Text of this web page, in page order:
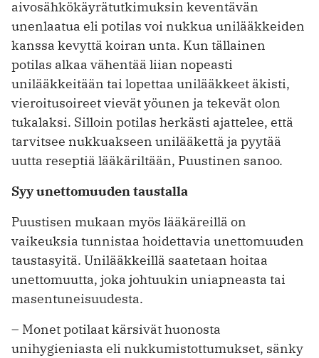
aivosähkökäyrätutkimuksin keventävän
unenlaatua eli potilas voi nukkua unilääkkeiden
kanssa kevyttä koiran unta. Kun tällainen
potilas alkaa vähentää liian nopeasti
unilääkkeitään tai lopettaa unilääkkeet äkisti,
vieroitusoireet vievät yöunen ja tekevät olon
tukalaksi. Silloin potilas herkästi ajattelee, että
tarvitsee nukkuakseen unilääkettä ja pyytää
uutta reseptiä lääkäriltään, Puustinen sanoo.
Syy unettomuuden taustalla
Puustisen mukaan myös lääkäreillä on
vaikeuksia tunnistaa hoidettavia unettomuuden
taustasyitä. Unilääkkeillä saatetaan hoitaa
unettomuutta, joka johtuukin uniapneasta tai
masentuneisuudesta.
– Monet potilaat kärsivät huonosta
unihygieniasta eli nukkumistottumukset, sänky